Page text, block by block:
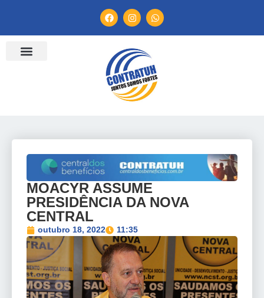
MOACYR ASSUME
PRESIDÊNCIA DA NOVA
CENTRAL
outubro 18, 2022 11:35